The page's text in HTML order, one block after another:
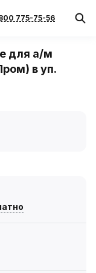
775-75-56
для а/м
в уп.